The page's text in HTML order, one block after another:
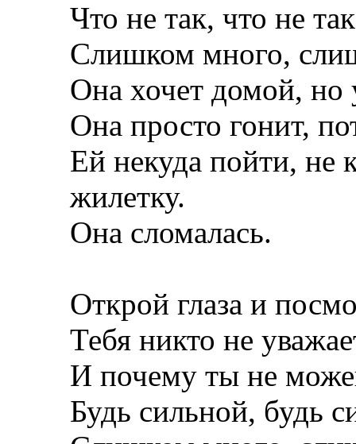
Что не так, что не
Слишком много,
Она хочет домой, но
Она просто гонит,
Ей некуда пойти, не
жилетку.
Она сломалась.
Открой глаза и
Тебя никто не
И почему ты не
Будь сильной, будь